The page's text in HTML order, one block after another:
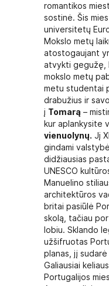
romantikos
sostinė. Šis
universitetų
Mokslo metų
atostogaujant
atvykti gegužę,
mokslo metų
metu studentai
drabužius ir
į Tomarą –
kur aplankysite
vienuolynų. Jį
gindami
didžiausias
UNESCO
Manuelino
architektūros
britai pasiūlė
skolą, tačiau
lobiu. Sklando
užšifruotas
planas, jį
Galiausiai
Portugalijos